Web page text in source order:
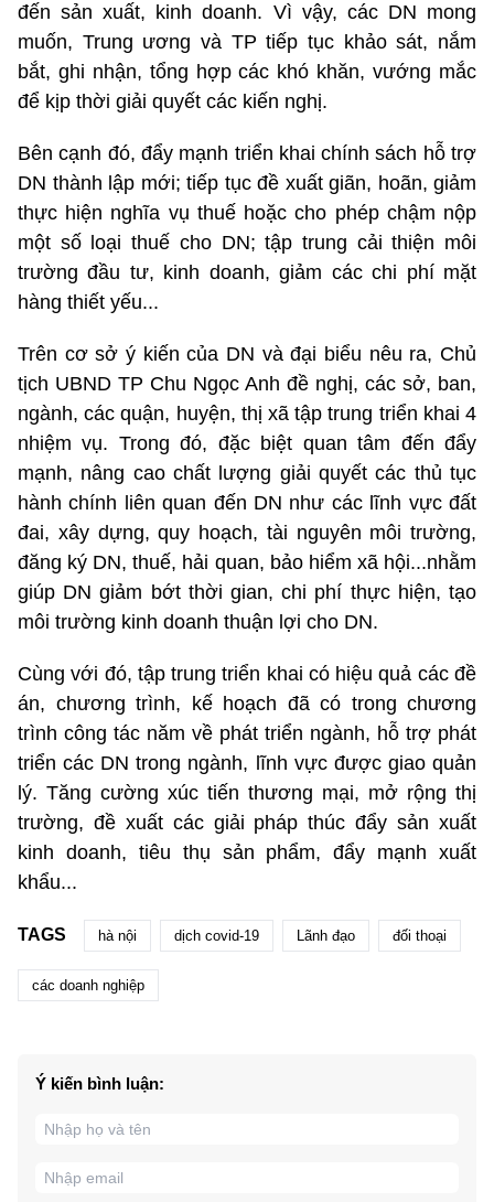
đến sản xuất, kinh doanh. Vì vậy, các DN mong
muốn, Trung ương và TP tiếp tục khảo sát, nắm
bắt, ghi nhận, tổng hợp các khó khăn, vướng mắc
để kịp thời giải quyết các kiến nghị.
Bên cạnh đó, đẩy mạnh triển khai chính sách hỗ trợ
DN thành lập mới; tiếp tục đề xuất giãn, hoãn, giảm
thực hiện nghĩa vụ thuế hoặc cho phép chậm nộp
một số loại thuế cho DN; tập trung cải thiện môi
trường đầu tư, kinh doanh, giảm các chi phí mặt
hàng thiết yếu...
Trên cơ sở ý kiến của DN và đại biểu nêu ra, Chủ
tịch UBND TP Chu Ngọc Anh đề nghị, các sở, ban,
ngành, các quận, huyện, thị xã tập trung triển khai 4
nhiệm vụ. Trong đó, đặc biệt quan tâm đến đẩy
mạnh, nâng cao chất lượng giải quyết các thủ tục
hành chính liên quan đến DN như các lĩnh vực đất
đai, xây dựng, quy hoạch, tài nguyên môi trường,
đăng ký DN, thuế, hải quan, bảo hiểm xã hội...nhằm
giúp DN giảm bớt thời gian, chi phí thực hiện, tạo
môi trường kinh doanh thuận lợi cho DN.
Cùng với đó, tập trung triển khai có hiệu quả các đề
án, chương trình, kế hoạch đã có trong chương
trình công tác năm về phát triển ngành, hỗ trợ phát
triển các DN trong ngành, lĩnh vực được giao quản
lý. Tăng cường xúc tiến thương mại, mở rộng thị
trường, đề xuất các giải pháp thúc đẩy sản xuất
kinh doanh, tiêu thụ sản phẩm, đẩy mạnh xuất
khẩu...
TAGS hà nội dịch covid-19 Lãnh đạo đối thoại
các doanh nghiệp
Ý kiến bình luận: